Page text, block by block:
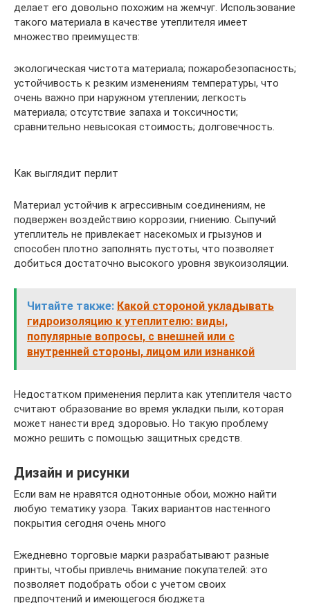
делает его довольно похожим на жемчуг. Использование
такого материала в качестве утеплителя имеет
множество преимуществ:
экологическая чистота материала; пожаробезопасность;
устойчивость к резким изменениям температуры, что
очень важно при наружном утеплении; легкость
материала; отсутствие запаха и токсичности;
сравнительно невысокая стоимость; долговечность.
Как выглядит перлит
Материал устойчив к агрессивным соединениям, не
подвержен воздействию коррозии, гниению. Сыпучий
утеплитель не привлекает насекомых и грызунов и
способен плотно заполнять пустоты, что позволяет
добиться достаточно высокого уровня звукоизоляции.
Читайте также: Какой стороной укладывать
гидроизоляцию к утеплителю: виды,
популярные вопросы, с внешней или с
внутренней стороны, лицом или изнанкой
Недостатком применения перлита как утеплителя часто
считают образование во время укладки пыли, которая
может нанести вред здоровью. Но такую проблему
можно решить с помощью защитных средств.
Дизайн и рисунки
Если вам не нравятся однотонные обои, можно найти
любую тематику узора. Таких вариантов настенного
покрытия сегодня очень много
Ежедневно торговые марки разрабатывают разные
принты, чтобы привлечь внимание покупателей: это
позволяет подобрать обои с учетом своих
предпочтений и имеющегося бюджета